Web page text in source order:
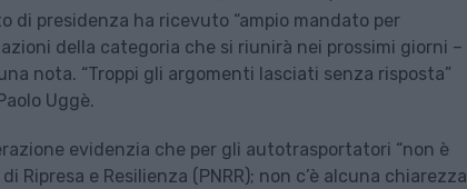
di presidenza ha ricevuto “ampio mandato per
della categoria che si riunirà nei prossimi giorni –
nota. “Troppi gli argomenti lasciati senza risposta”
Uggè.
evidenzia che per gli autotrasportatori “non è
e Resilienza (PNRR); non c’è alcuna chiarezza